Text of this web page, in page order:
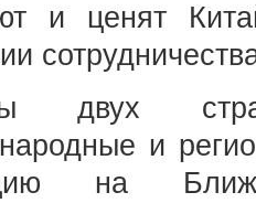
и ценят
двух
и
на